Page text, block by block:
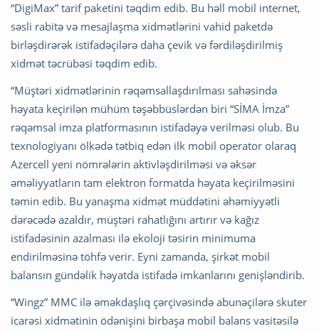
“DigiMax” tarif paketini təqdim edib. Bu həll mobil internet,
səsli rabitə və mesajlaşma xidmətlərini vahid paketdə
birləşdirərək istifadəçilərə daha çevik və fərdiləşdirilmiş
xidmət təcrübəsi təqdim edib.
“Müştəri xidmətlərinin rəqəmsallaşdırılması sahəsində
həyata keçirilən mühüm təşəbbüslərdən biri “SİMA İmza”
rəqəmsal imza platformasının istifadəyə verilməsi olub. Bu
texnologiyanı ölkədə tətbiq edən ilk mobil operator olaraq
Azercell yeni nömrələrin aktivləşdirilməsi və əksər
əməliyyatların tam elektron formatda həyata keçirilməsini
təmin edib. Bu yanaşma xidmət müddətini əhəmiyyətli
dərəcədə azaldır, müştəri rahatlığını artırır və kağız
istifadəsinin azalması ilə ekoloji təsirin minimuma
endirilməsinə töhfə verir. Eyni zamanda, şirkət mobil
balansın gündəlik həyatda istifadə imkanlarını genişləndirib.
“Wingz” MMC ilə əməkdaşlıq çərçivəsində abunəçilərə skuter
icarəsi xidmətinin ödənişini birbaşa mobil balans vasitəsilə